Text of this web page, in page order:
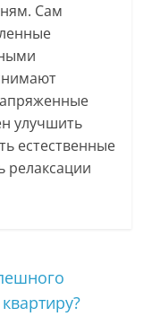
Сам
улучшить
естественные
релаксации